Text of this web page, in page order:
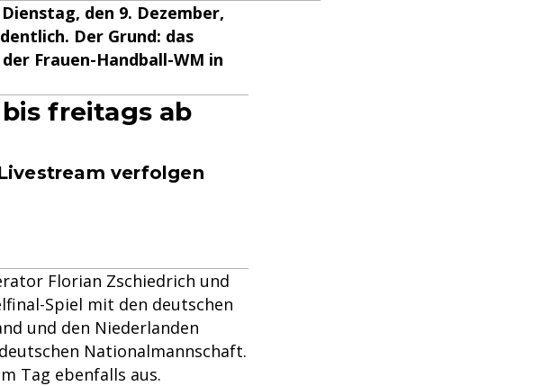
den 9. Dezember,
Der Grund: das
Frauen-Handball-WM in
freitags ab
verfolgen
Florian Zschiedrich und
Spiel mit den deutschen
und den Niederlanden
Nationalmannschaft.
Tag ebenfalls aus.